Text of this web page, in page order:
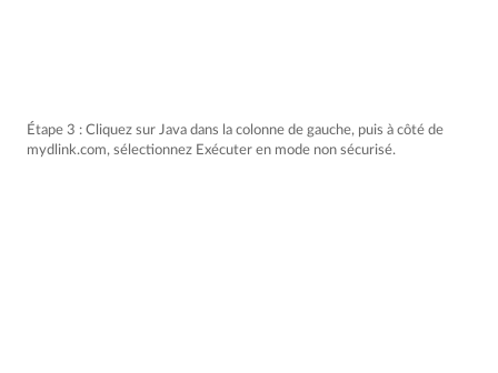
Étape 3 : Cliquez sur Java dans la colonne de gauche, puis à côté de
mydlink.com, sélectionnez Exécuter en mode non sécurisé.